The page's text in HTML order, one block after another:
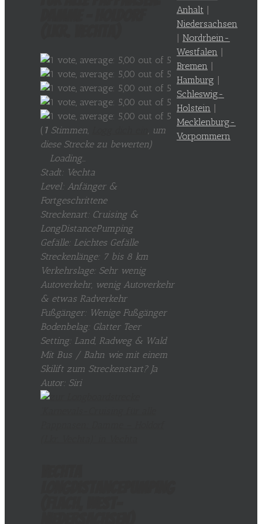
( 1 Stimmen,
, um
diese Strecke zu bewerten)
Loading...
Stadt: Vechta
Level: Anfänger &
Fortgeschrittene
Streckenart: Cruising &
LongDistancePumping
Gefälle: Leichtes Gefälle
Streckenlänge: 7 bis 8 km
Verkehrslage: Sehr wenig
Autoverkehr, wenig Autoverkehr
& etwas Radverkehr
Fußgänger: Wenige Fußgänger
Bodenbelag: Glatter Teer
Setting: Land, Radweg & Wald
Mit Bus / Bahn wie mit einem
Skilift zum Streckenstart? Ja
Autor: Siri
Anhalt |
Niedersachsen
| Nordrhein-
Westfalen |
Bremen |
Hamburg |
Schleswig-
Holstein |
Mecklenburg-
Vorpommern